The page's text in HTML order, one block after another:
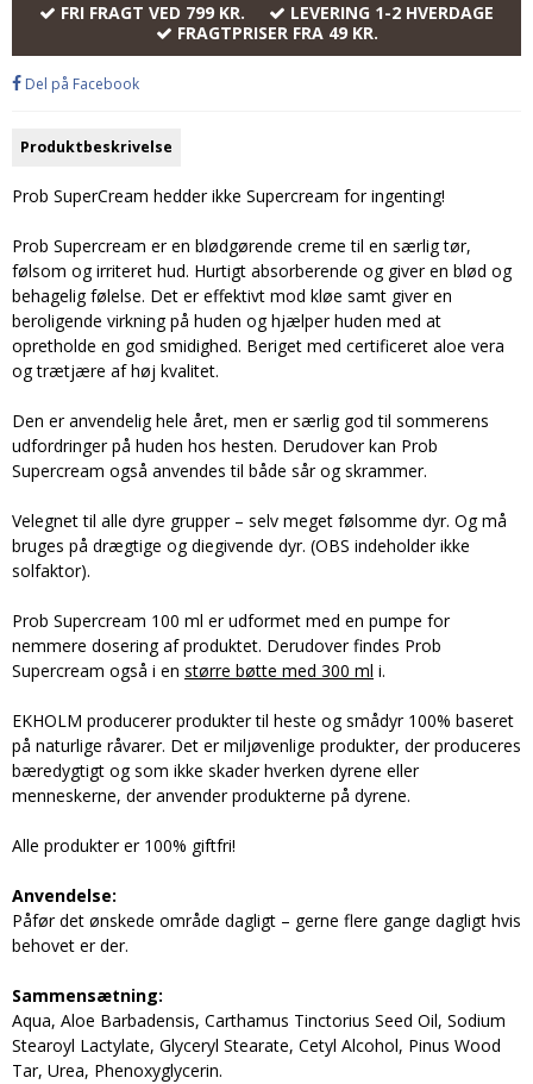
FRI FRAGT VED 799 KR.
LEVERING 1-2 HVERDAGE
FRAGTPRISER FRA 49 KR.
Del på Facebook
Produktbeskrivelse
Prob SuperCream hedder ikke Supercream for ingenting!
Prob Supercream er en blødgørende creme til en særlig tør,
følsom og irriteret hud. Hurtigt absorberende og giver en blød og
behagelig følelse. Det er effektivt mod kløe samt giver en
beroligende virkning på huden og hjælper huden med at
opretholde en god smidighed. Beriget med certificeret aloe vera
og trætjære af høj kvalitet.
Den er anvendelig hele året, men er særlig god til sommerens
udfordringer på huden hos hesten. Derudover kan Prob
Supercream også anvendes til både sår og skrammer.
Velegnet til alle dyre grupper – selv meget følsomme dyr. Og må
bruges på drægtige og diegivende dyr. (OBS indeholder ikke
solfaktor).
Prob Supercream 100 ml er udformet med en pumpe for
nemmere dosering af produktet. Derudover findes Prob
Supercream også i en større bøtte med 300 ml i.
EKHOLM producerer produkter til heste og smådyr 100% baseret
på naturlige råvarer. Det er miljøvenlige produkter, der produceres
bæredygtigt og som ikke skader hverken dyrene eller
menneskerne, der anvender produkterne på dyrene.
Alle produkter er 100% giftfri!
Anvendelse:
Påfør det ønskede område dagligt – gerne flere gange dagligt hvis
behovet er der.
Sammensætning:
Aqua, Aloe Barbadensis, Carthamus Tinctorius Seed Oil, Sodium
Stearoyl Lactylate, Glyceryl Stearate, Cetyl Alcohol, Pinus Wood
Tar, Urea, Phenoxyglycerin.